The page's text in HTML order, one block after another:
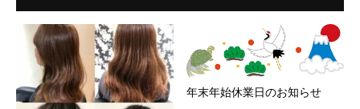
年末年始休業日のお知らせ